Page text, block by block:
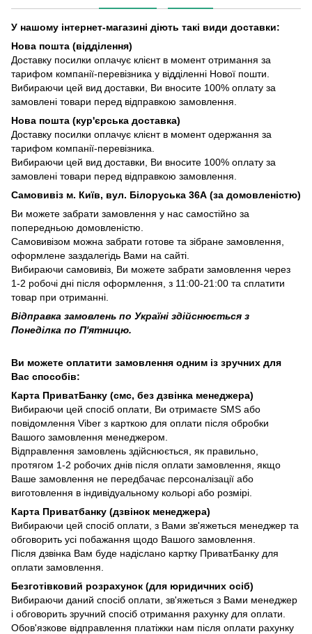
У нашому інтернет-магазині діють такі види доставки:
Нова пошта (відділення)
Доставку посилки оплачує клієнт в момент отримання за
тарифом компанії-перевізника у відділенні Нової пошти.
Вибираючи цей вид доставки, Ви вносите 100% оплату за
замовлені товари перед відправкою замовлення.
Нова пошта (кур'єрська доставка)
Доставку посилки оплачує клієнт в момент одержання за
тарифом компанії-перевізника.
Вибираючи цей вид доставки, Ви вносите 100% оплату за
замовлені товари перед відправкою замовлення.
Самовивіз м. Київ, вул. Білоруська 36А (за домовленістю)
Ви можете забрати замовлення у нас самостійно за
попередньою домовленістю.
Самовивізом можна забрати готове та зібране замовлення,
оформлене заздалегідь Вами на сайті.
Вибираючи самовивіз, Ви можете забрати замовлення через
1-2 робочі дні після оформлення, з 11:00-21:00 та сплатити
товар при отриманні.
Відправка замовлень по Україні здійснюється з
Понеділка по П'ятницю.
Ви можете оплатити замовлення одним із зручних для
Вас способів:
Карта ПриватБанку (смс, без дзвінка менеджера)
Вибираючи цей спосіб оплати, Ви отримаєте SMS або
повідомлення Viber з карткою для оплати після обробки
Вашого замовлення менеджером.
Відправлення замовлень здійснюється, як правильно,
протягом 1-2 робочих днів після оплати замовлення, якщо
Ваше замовлення не передбачає персоналізації або
виготовлення в індивідуальному кольорі або розмірі.
Карта Приватбанку (дзвінок менеджера)
Вибираючи цей спосіб оплати, з Вами зв'яжеться менеджер та
обговорить усі побажання щодо Вашого замовлення.
Після дзвінка Вам буде надіслано картку ПриватБанку для
оплати замовлення.
Безготівковий розрахунок (для юридичних осіб)
Вибираючи даний спосіб оплати, зв'яжеться з Вами менеджер
і обговорить зручний спосіб отримання рахунку для оплати.
Обов'язкове відправлення платіжки нам після оплати рахунку